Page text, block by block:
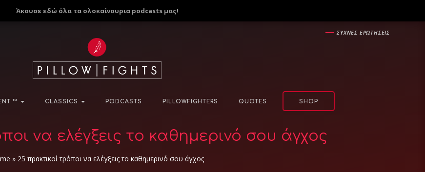
Άκουσε εδώ όλα τα ολοκαίνουρια podcasts μας!
―ΣΥΧΝΕΣ ΕΡΩΤΗΣΕΙΣ
™ CLASSICS PODCASTS PILLOWFIGHTERS QUOTES SHOP
να ελέγξεις το καθημερινό σου άγχος
» 25 πρακτικοί τρόποι να ελέγξεις το καθημερινό σου άγχος